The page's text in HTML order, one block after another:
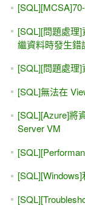
[SQL][問題處理
繼資料時發生錯
[SQL][問題處理
[SQL]無法在
[SQL][Azure]將
Server VM